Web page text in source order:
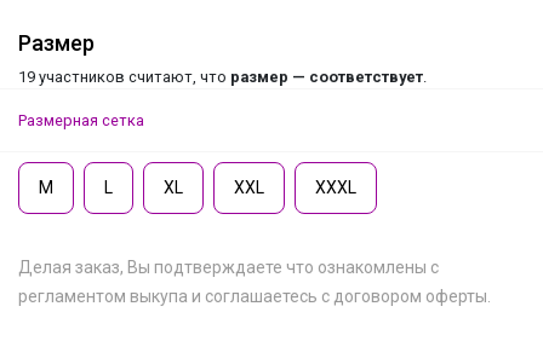
Размер
19 участников считают, что размер — соответствует
Размерная сетка
M L XL XXL XXXL
Делая заказ, Вы подтверждаете что ознакомлены с
регламентом выкупа и соглашаетесь с договором оферты